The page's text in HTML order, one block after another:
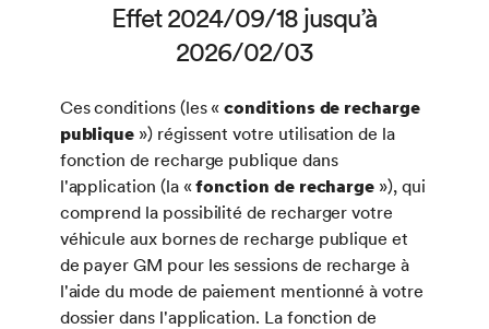
Effet 2024/09/18 jusqu’à
2026/02/03
Ces conditions (les «conditions de recharge
publique ») régissent votre utilisation de la
fonction de recharge publique dans
l'application (la «fonction de recharge »), qui
comprend la possibilité de recharger votre
véhicule aux bornes de recharge publique et
de payer GM pour les sessions de recharge à
l'aide du mode de paiement mentionné à votre
dossier dans l'application. La fonction de